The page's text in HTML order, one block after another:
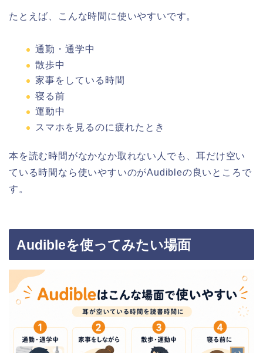
たとえば、こんな時間に使いやすいです。
通勤・通学中
散歩中
家事をしている時間
寝る前
運動中
スマホを見るのに疲れたとき
本を読む時間がなかなか取れない人でも、耳だけ空い
ている時間なら使いやすいのがAudibleの良いところで
す。
Audibleを使ってみたい場面